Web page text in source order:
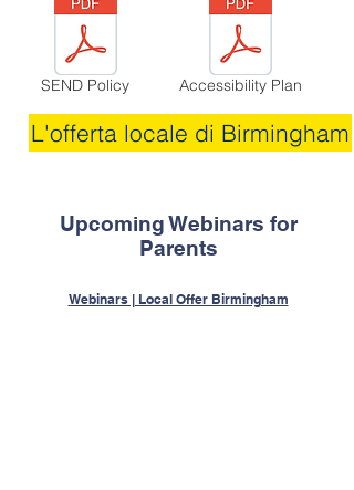
SEND Policy Accessibility Plan
L'offerta locale di Birmingham
Upcoming Webinars for
Parents
Webinars | Local Offer Birmingham